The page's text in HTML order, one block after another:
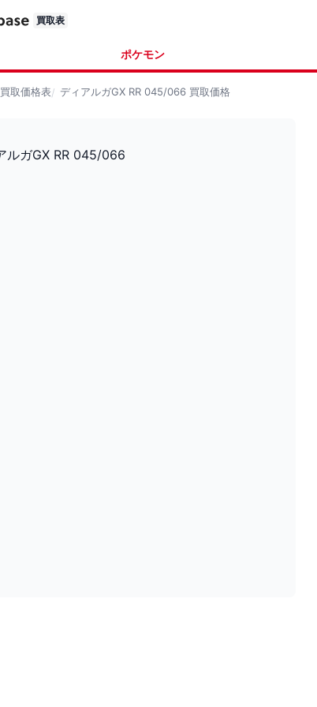
買取表
ポケモン
買取価格表 ディアルガGX RR 045/066 買取価格